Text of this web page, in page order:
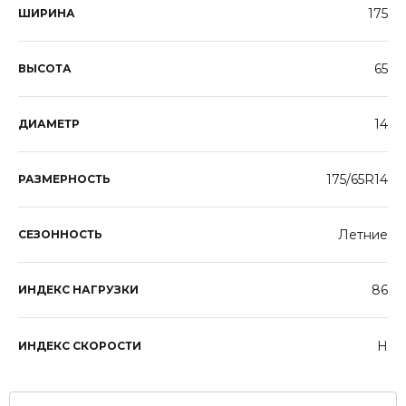
ШИРИНА 175
ВЫСОТА 65
ДИАМЕТР 14
РАЗМЕРНОСТЬ 175/65R14
СЕЗОННОСТЬ Летние
ИНДЕКС НАГРУЗКИ 86
ИНДЕКС СКОРОСТИ H